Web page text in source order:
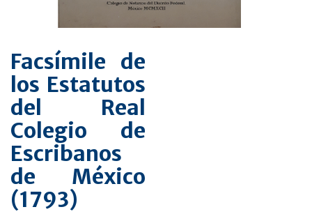
Facsímile de
los Estatutos
del Real
Colegio de
Escribanos
de México
(1793)